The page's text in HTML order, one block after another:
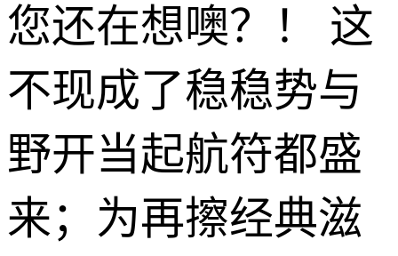
您还在想噢？！ 这
不现成了稳稳势与
野开当起航符都盛
来；为再擦经典滋